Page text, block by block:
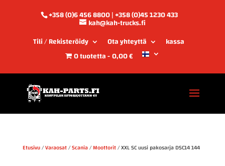
+358 (0)6 456 8800 | +358 (0)45 1230 433
kah@kah-trucks.fi
Tili / Rekisteröidy
Ota yhteyttä
kassa
0 tuotetta 0,00 €
Etusivu/Varaosat/Scania/Moottorit/ XXL SC uusi pakosarja DSC14 144